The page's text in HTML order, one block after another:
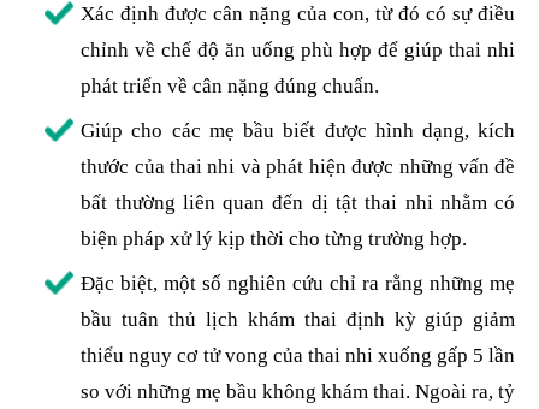
Xác định được cân nặng của con, từ đó có sự điều
chỉnh về chế độ ăn uống phù hợp để giúp thai nhi
phát triển về cân nặng đúng chuẩn.
Giúp cho các mẹ bầu biết được hình dạng, kích
thước của thai nhi và phát hiện được những vấn đề
bất thường liên quan đến dị tật thai nhi nhằm có
biện pháp xử lý kịp thời cho từng trường hợp.
Đặc biệt, một số nghiên cứu chỉ ra rằng những mẹ
bầu tuân thủ lịch khám thai định kỳ giúp giảm
thiểu nguy cơ tử vong của thai nhi xuống gấp 5 lần
so với những mẹ bầu không khám thai. Ngoài ra, tỷ